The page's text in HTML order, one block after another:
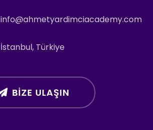
info@ahmetyardimciacademy.com
İstanbul, Türkiye
BIZE ULAŞIN